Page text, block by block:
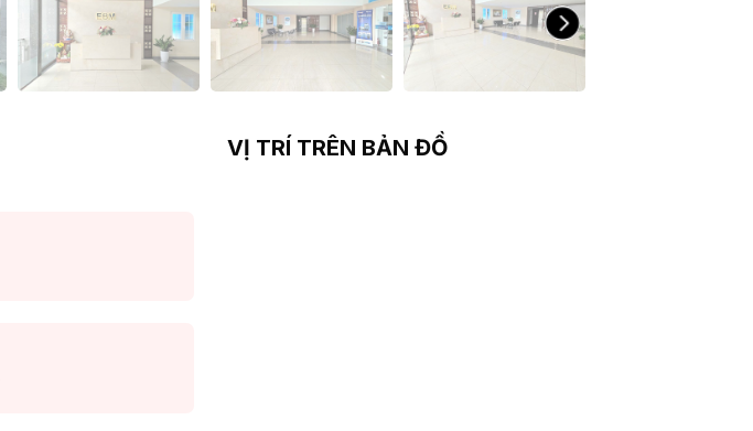
VỊ TRÍ TRÊN BẢN ĐỒ